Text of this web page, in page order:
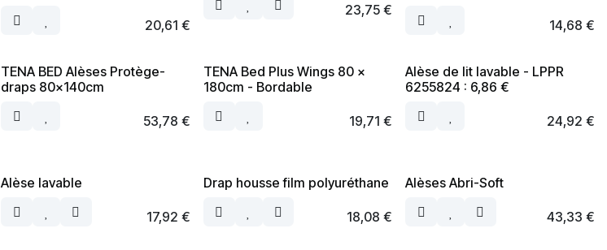
20,61 €
23,75 €
14,68 €
TENA BED Alèses Protège-
draps 80x140cm
53,78 €
TENA Bed Plus Wings 80 x
180cm - Bordable
19,71 €
Alèse de lit lavable - LPPR
6255824 : 6,86 €
24,92 €
Alèse lavable
17,92 €
Drap housse film polyuréthane
18,08 €
Alèses Abri-Soft
43,33 €